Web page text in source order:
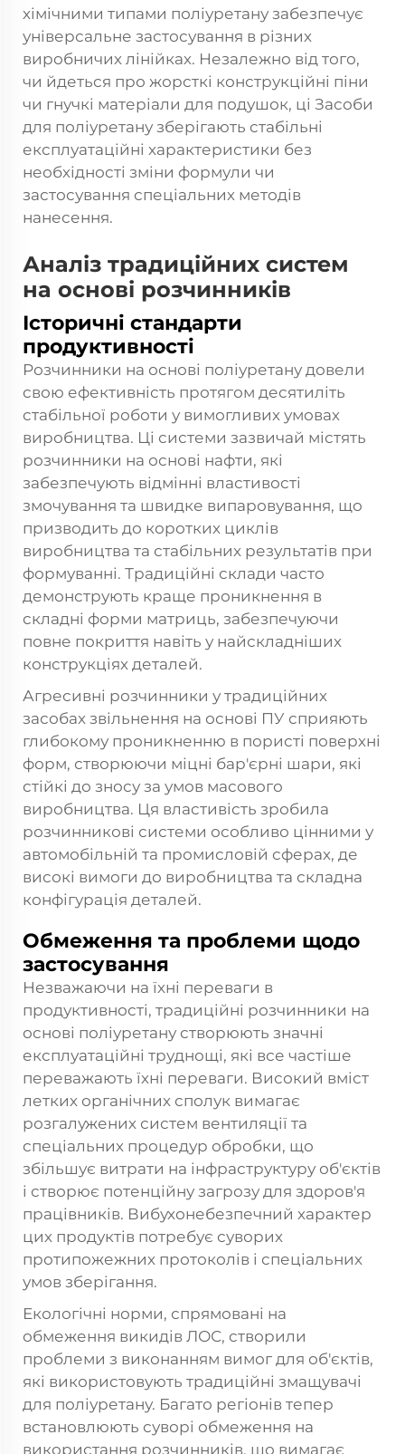
хімічними типами поліуретану забезпечує
універсальне застосування в різних
виробничих лінійках. Незалежно від того,
чи йдеться про жорсткі конструкційні піни
чи гнучкі матеріали для подушок, ці Засоби
для поліуретану зберігають стабільні
експлуатаційні характеристики без
необхідності зміни формули чи
застосування спеціальних методів
нанесення.
Аналіз традиційних систем
на основі розчинників
Історичні стандарти
продуктивності
Розчинники на основі поліуретану довели
свою ефективність протягом десятиліть
стабільної роботи у вимогливих умовах
виробництва. Ці системи зазвичай містять
розчинники на основі нафти, які
забезпечують відмінні властивості
змочування та швидке випаровування, що
призводить до коротких циклів
виробництва та стабільних результатів при
формуванні. Традиційні склади часто
демонструють краще проникнення в
складні форми матриць, забезпечуючи
повне покриття навіть у найскладніших
конструкціях деталей.
Агресивні розчинники у традиційних
засобах звільнення на основі ПУ сприяють
глибокому проникненню в пористі поверхні
форм, створюючи міцні бар'єрні шари, які
стійкі до зносу за умов масового
виробництва. Ця властивість зробила
розчинникові системи особливо цінними у
автомобільній та промисловій сферах, де
високі вимоги до виробництва та складна
конфігурація деталей.
Обмеження та проблеми щодо
застосування
Незважаючи на їхні переваги в
продуктивності, традиційні розчинники на
основі поліуретану створюють значні
експлуатаційні труднощі, які все частіше
переважають їхні переваги. Високий вміст
летких органічних сполук вимагає
розгалужених систем вентиляції та
спеціальних процедур обробки, що
збільшує витрати на інфраструктуру об'єктів
і створює потенційну загрозу для здоров'я
працівників. Вибухонебезпечний характер
цих продуктів потребує суворих
протипожежних протоколів і спеціальних
умов зберігання.
Екологічні норми, спрямовані на
обмеження викидів ЛОС, створили
проблеми з виконанням вимог для об'єктів,
які використовують традиційні змащувачі
для поліуретану. Багато регіонів тепер
встановлюють суворі обмеження на
використання розчинників, що вимагає